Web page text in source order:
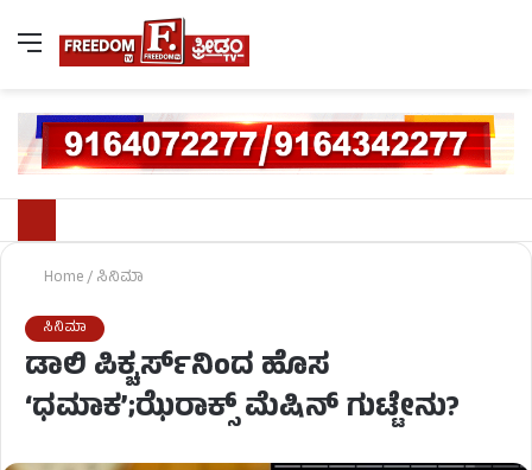
Home/ಸಿನಿಮಾ
ಸಿನಿಮಾ
ಡಾಲಿ ಪಿಕ್ಚರ್ಸ್‌ನಿಂದ ಹೊಸ
‘ಧಮಾಕ’;ಝೆರಾಕ್ಸ್ ಮೆಷಿನ್ ಗುಟ್ಟೇನು?